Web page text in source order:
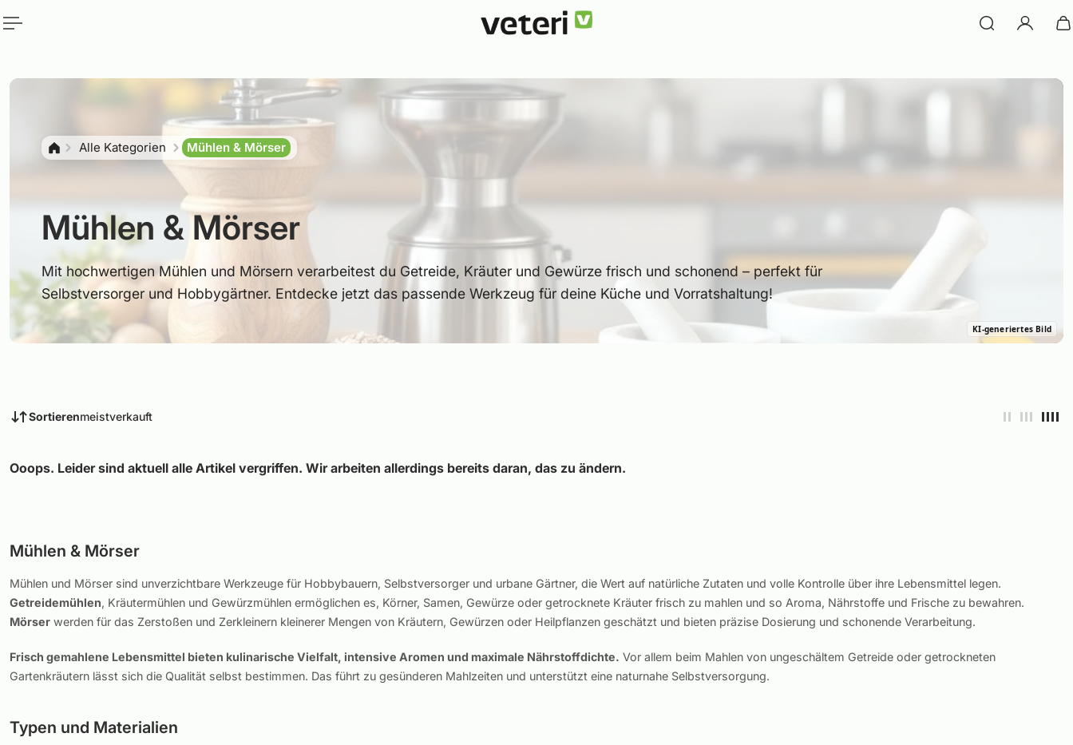
springen
draggable="false" loading="lazy" >
KI‑generiertes Bild
Alle Kategorien Mühlen & Mörser
Mühlen & Mörser
Mit hochwertigen Mühlen und Mörsern verarbeitest du Getreide, Kräuter und Gewürze frisch und schonend – perfekt für
Selbstversorger und Hobbygärtner. Entdecke jetzt das passende Werkzeug für deine Küche und Vorratshaltung!
Sortierenmeistverkauft
Ooops. Leider sind aktuell alle Artikel vergriffen. Wir arbeiten allerdings bereits daran, das zu ändern.
Mühlen & Mörser
Mühlen und Mörser sind unverzichtbare Werkzeuge für Hobbybauern, Selbstversorger und urbane Gärtner, die Wert auf natürliche Zutaten und volle Kontrolle über ihre Lebensmittel legen.
Getreidemühlen, Kräutermühlen und Gewürzmühlen ermöglichen es, Körner, Samen, Gewürze oder getrocknete Kräuter frisch zu mahlen und so Aroma, Nährstoffe und Frische zu bewahren.
Mörser werden für das Zerstoßen und Zerkleinern kleinerer Mengen von Kräutern, Gewürzen oder Heilpflanzen geschätzt und bieten präzise Dosierung und schonende Verarbeitung.
Frisch gemahlene Lebensmittel bieten kulinarische Vielfalt, intensive Aromen und maximale Nährstoffdichte. Vor allem beim Mahlen von ungeschältem Getreide oder getrockneten
Gartenkräutern lässt sich die Qualität selbst bestimmen. Das führt zu gesünderen Mahlzeiten und unterstützt eine naturnahe Selbstversorgung.
Typen und Materialien